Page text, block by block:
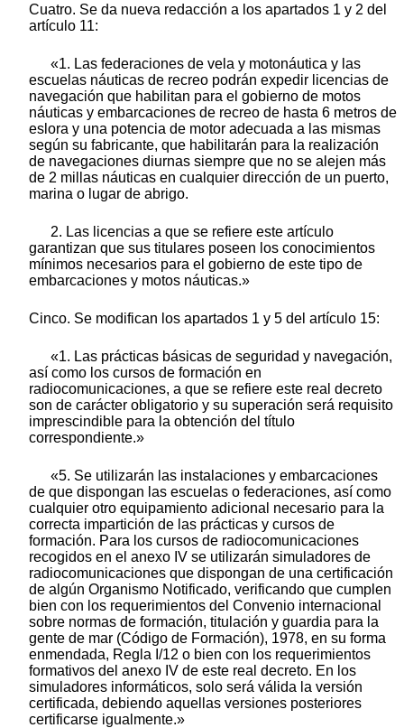
Cuatro. Se da nueva redacción a los apartados 1 y 2 del
artículo 11:
«1. Las federaciones de vela y motonáutica y las
escuelas náuticas de recreo podrán expedir licencias de
navegación que habilitan para el gobierno de motos
náuticas y embarcaciones de recreo de hasta 6 metros de
eslora y una potencia de motor adecuada a las mismas
según su fabricante, que habilitarán para la realización
de navegaciones diurnas siempre que no se alejen más
de 2 millas náuticas en cualquier dirección de un puerto,
marina o lugar de abrigo.
2. Las licencias a que se refiere este artículo
garantizan que sus titulares poseen los conocimientos
mínimos necesarios para el gobierno de este tipo de
embarcaciones y motos náuticas.»
Cinco. Se modifican los apartados 1 y 5 del artículo 15:
«1. Las prácticas básicas de seguridad y navegación,
así como los cursos de formación en
radiocomunicaciones, a que se refiere este real decreto
son de carácter obligatorio y su superación será requisito
imprescindible para la obtención del título
correspondiente.»
«5. Se utilizarán las instalaciones y embarcaciones
de que dispongan las escuelas o federaciones, así como
cualquier otro equipamiento adicional necesario para la
correcta impartición de las prácticas y cursos de
formación. Para los cursos de radiocomunicaciones
recogidos en el anexo IV se utilizarán simuladores de
radiocomunicaciones que dispongan de una certificación
de algún Organismo Notificado, verificando que cumplen
bien con los requerimientos del Convenio internacional
sobre normas de formación, titulación y guardia para la
gente de mar (Código de Formación), 1978, en su forma
enmendada, Regla I/12 o bien con los requerimientos
formativos del anexo IV de este real decreto. En los
simuladores informáticos, solo será válida la versión
certificada, debiendo aquellas versiones posteriores
certificarse igualmente.»